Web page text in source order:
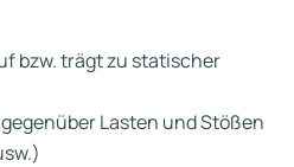
bzw. trägt zu statischer
Lasten und Stößen